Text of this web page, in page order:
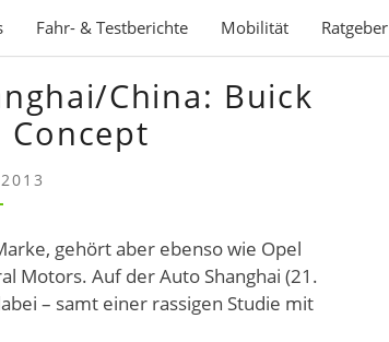
Fahr- & Testberichte Mobilität Ratgeber
CHINA:
China: Buick
Concept
gehört aber ebenso wie Opel
Motors. Auf der Auto Shanghai (21.
– samt einer rassigen Studie mit